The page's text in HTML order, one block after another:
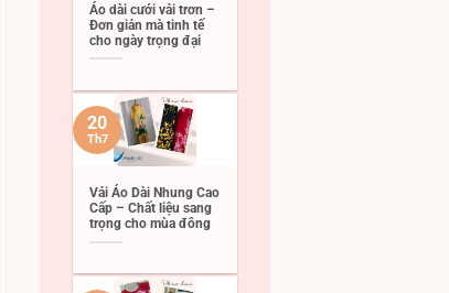
Áo dài cưới vải trơn –
Đơn giản mà tinh tế
cho ngày trọng đại
Vải Áo Dài Nhung Cao
Cấp – Chất liệu sang
trọng cho mùa đông
20
Th7